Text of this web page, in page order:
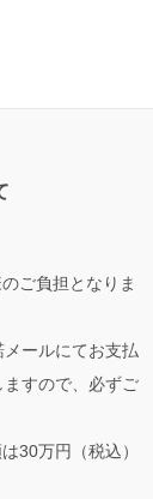
ご負担となりま
ールにてお支払
すので、必ずご
30万円（税込）